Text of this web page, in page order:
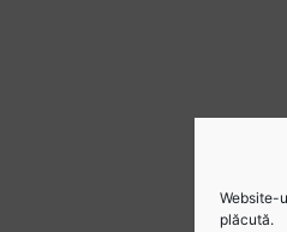
Website-
plăcută.